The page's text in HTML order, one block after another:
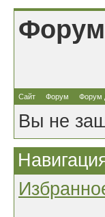
Форум
Сайт Форум Форум
Вы не